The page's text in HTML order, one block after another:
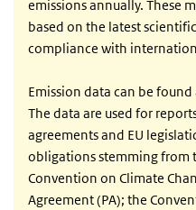
emissions annually. These
based on the latest
compliance with
Emission data can be
The data are used for
agreements and EU
obligations stemming from
Convention on Climate
Agreement (PA); the